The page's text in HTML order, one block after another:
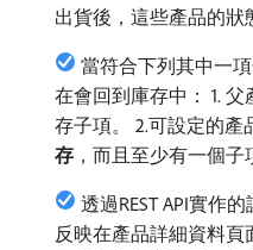
出貨後，這些產品的狀
當符合下列其中一
在會回到庫存中： 1.
存子項。 2.可設定的產
存 ，而且至少有一個子
透過REST API實作
反映在產品詳細資料頁